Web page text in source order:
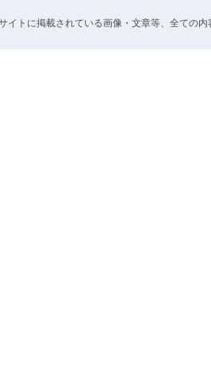
イトに掲載されている画像・文章等、全ての